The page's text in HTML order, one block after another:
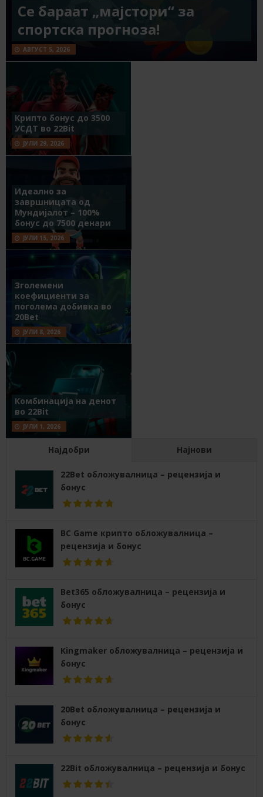
Се бараат „мајстори“ за
спортска прогноза!
АВГУСТ 5, 2026
Крипто бонус до 3500
УСДТ во 22Bit
ЈУЛИ 29, 2026
Идеално за
завршницата од
Мундијалот – 100%
бонус до 7500 денари
ЈУЛИ 15, 2026
Зголемени
коефициенти за
поголема добивка во
20Bet
ЈУЛИ 8, 2026
Комбинација на денот
во 22Bit
ЈУЛИ 1, 2026
Најдобри Најнови
22Bet обложувалница – рецензија и
бонус
BC Game крипто обложувалница –
рецензија и бонус
Bet365 обложувалница – рецензија и
бонус
Kingmaker обложувалница – рецензија и
бонус
20Bet обложувалница – рецензија и
бонус
22Bit обложувалница – рецензија и бонус